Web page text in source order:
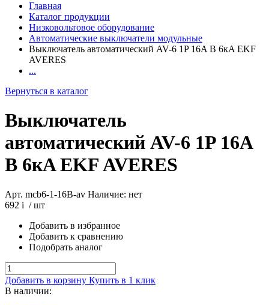
Главная
Каталог продукции
Низковольтовое оборудование
Автоматические выключатели модульные
Выключатель автоматический AV-6 1P 16A B 6кA EKF
AVERES
...
Вернуться в каталог
Выключатель
автоматический AV-6 1P 16A
B 6кA EKF AVERES
Арт. mcb6-1-16B-av Наличие: нет
692 i / шт
Добавить в избранное
Добавить к сравнению
Подобрать аналог
Добавить в корзину Купить в 1 клик
В наличии: